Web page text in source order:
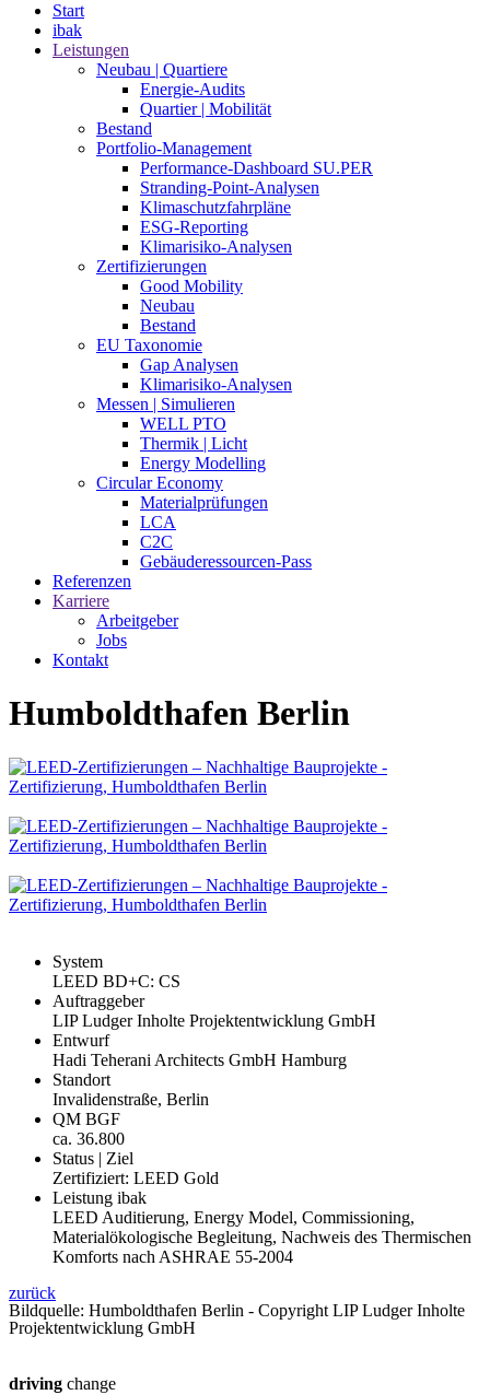
Start
ibak
Leistungen
Neubau | Quartiere
Energie-Audits
Quartier | Mobilität
Bestand
Portfolio-Management
Performance-Dashboard SU.PER
Stranding-Point-Analysen
Klimaschutzfahrpläne
ESG-Reporting
Klimarisiko-Analysen
Zertifizierungen
Good Mobility
Neubau
Bestand
EU Taxonomie
Gap Analysen
Klimarisiko-Analysen
Messen | Simulieren
WELL PTO
Thermik | Licht
Energy Modelling
Circular Economy
Materialprüfungen
LCA
C2C
Gebäuderessourcen-Pass
Referenzen
Karriere
Arbeitgeber
Jobs
Kontakt
Humboldthafen Berlin
System
LEED BD+C: CS
Auftraggeber
LIP Ludger Inholte Projektentwicklung GmbH
Entwurf
Hadi Teherani Architects GmbH Hamburg
Standort
Invalidenstraße, Berlin
QM BGF
ca. 36.800
Status | Ziel
Zertifiziert: LEED Gold
Leistung ibak
LEED Auditierung, Energy Model, Commissioning,
Materialökologische Begleitung, Nachweis des Thermischen
Komforts nach ASHRAE 55-2004
zurück
Bildquelle: Humboldthafen Berlin - Copyright LIP Ludger Inholte
Projektentwicklung GmbH
driving change